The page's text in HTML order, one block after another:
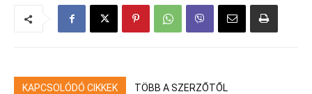
KAPCSOLÓDÓ CIKKEK TÖBB A SZERZŐTŐL